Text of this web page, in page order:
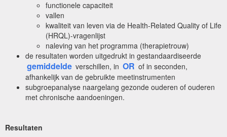
functionele capaciteit
vallen
kwaliteit van leven via de Health-Related Quality of Life
(HRQL)-vragenlijst
naleving van het programma (therapietrouw)
de resultaten worden uitgedrukt in gestandaardiseerde
gemiddelde verschillen, in OR of in seconden,
afhankelijk van de gebruikte meetinstrumenten
subgroepanalyse naargelang gezonde ouderen of ouderen
met chronische aandoeningen.
Resultaten